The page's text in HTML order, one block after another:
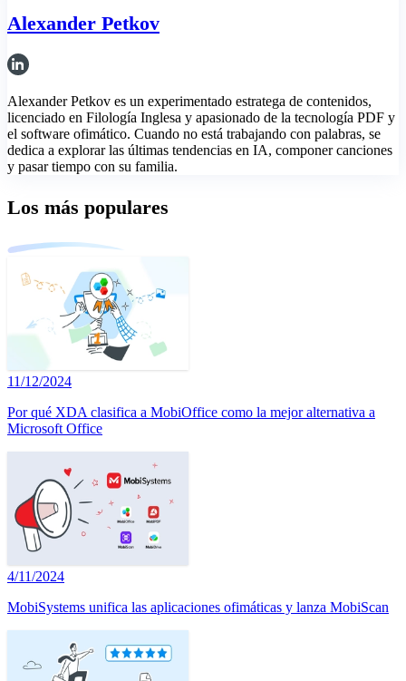
Alexander Petkov
Alexander Petkov es un experimentado estratega de contenidos,
licenciado en Filología Inglesa y apasionado de la tecnología PDF y
el software ofimático. Cuando no está trabajando con palabras, se
dedica a explorar las últimas tendencias en IA, componer canciones
y pasar tiempo con su familia.
Los más populares
11/12/2024
Por qué XDA clasifica a MobiOffice como la mejor alternativa a
Microsoft Office
4/11/2024
MobiSystems unifica las aplicaciones ofimáticas y lanza MobiScan